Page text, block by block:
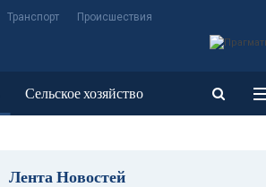
Транспорт Происшествия
Сельское хозяйство
Лента Новостей